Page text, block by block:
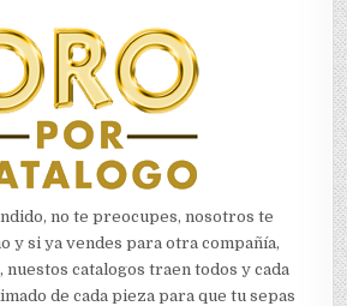
no te preocupes, nosotros te
y si ya vendes para otra compañía,
catalogos traen todos y cada
de cada pieza para que tu sepas